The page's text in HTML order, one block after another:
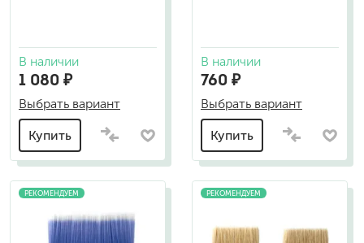
В наличии
1 080 ₽
Выбрать вариант
Купить
В наличии
760 ₽
Выбрать вариант
Купить
РЕКОМЕНДУЕМ РЕКОМЕНДУЕМ